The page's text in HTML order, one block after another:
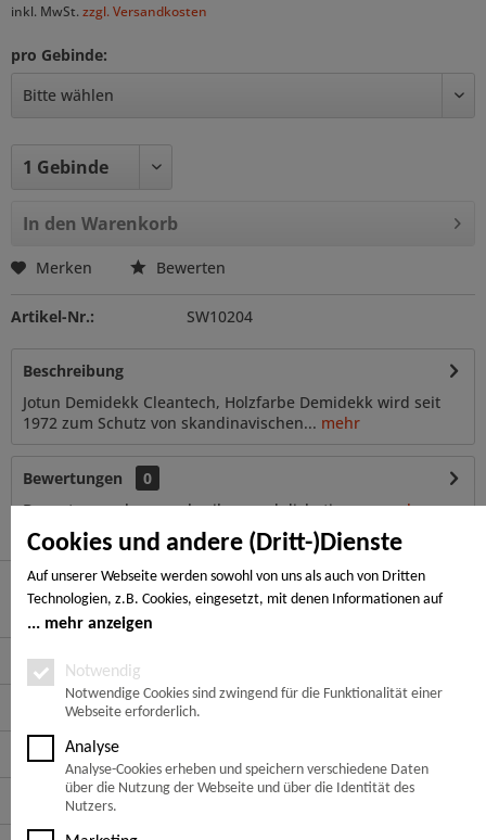
Cookies und andere (Dritt-)Dienste
Auf unserer Webseite werden sowohl von uns als auch von Dritten
Technologien, z.B. Cookies, eingesetzt, mit denen Informationen auf
Ihrem Endgerät gespeichert und/oder von Ihrem Endgerät abgerufen
Notwendige Cookies, Analyse-, Marketing- und Statistik-Cookies. Bei den
notwendigen Cookies handelt es sich um solche, die technisch notwendig
sind, um den von Ihnen gewünschten Dienst bereitzustellen, die übrigen
Cookies werden nur auf Grund einer von Ihnen erteilten Einwilligung
gesetzt. Die Einwilligung ist freiwillig. Personen, die das 16. Lebensjahr
noch nicht vollendet haben, benötigen die Zustimmung der
Sorgeberechtigten. Sie können Ihre Entscheidung jederzeit mit Wirkung
für die Zukunft widerrufen. Rufen Sie dazu lediglich den Cookie-Banner
mehr anzeigen
Notwendig
Notwendige Cookies sind zwingend für die Funktionalität einer
Webseite erforderlich.
Analyse
Analyse-Cookies erheben und speichern verschiedene Daten
über die Nutzung der Webseite und über die Identität des
Nutzers.
inkl. MwSt. zzgl. Versandkosten
pro Gebinde:
In den Warenkorb
Merken Bewerten
Artikel-Nr.: SW10204
Beschreibung
Jotun Demidekk Cleantech, Holzfarbe Demidekk wird seit
1972 zum Schutz von skandinavischen... mehr
Bewertungen
0
Bewertungen lesen, schreiben und diskutieren...mehr
Hier finden Sie uns
Service Hotline
Service
Informationen
Zahlungsarten